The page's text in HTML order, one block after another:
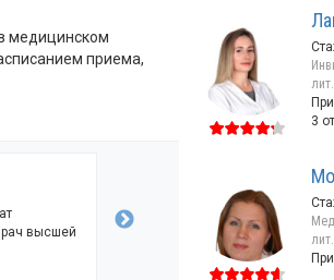
медицинском
приема,
высшей
Ирина Юзефовна
Стаж 22 года
Лиговский пр-т, д.
Прием от 3080р.
3